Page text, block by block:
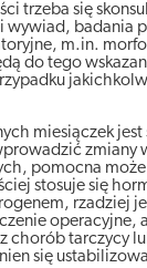
trzeba się
wywiad, badania
m.in.
do tego
miesiączek
zmiany
pomocna
stosuje się
rzadziej
operacyjne,
chorób tarczycy
się